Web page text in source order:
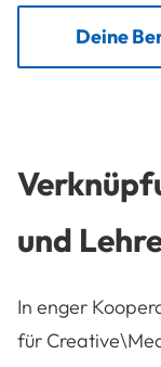
Deine
und
In enger
für